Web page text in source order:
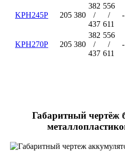
KPH245P 205 380
382
/
437
556
/
611
-
KPH270P 205 380
382
/
437
556
/
611
-
Габаритный чертёж